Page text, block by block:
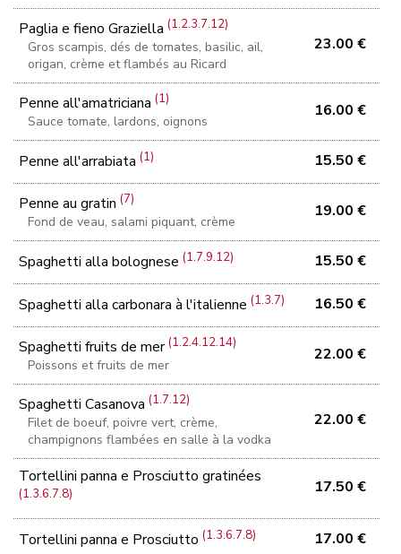
Paglia e fieno Graziella(1.2.3.7.12)
Gros scampis, dés de tomates, basilic, ail,
origan, crème et flambés au Ricard
23.00 €
Penne all'amatriciana(1)
Sauce tomate, lardons, oignons
16.00 €
Penne all'arrabiata(1) 15.50 €
Penne au gratin(7)
Fond de veau, salami piquant, crème
19.00 €
Spaghetti alla bolognese(1.7.9.12) 15.50 €
Spaghetti alla carbonara à l'italienne(1.3.7) 16.50 €
Spaghetti fruits de mer(1.2.4.12.14)
Poissons et fruits de mer
22.00 €
Spaghetti Casanova(1.7.12)
Filet de boeuf, poivre vert, crème,
champignons flambées en salle à la vodka
22.00 €
Tortellini panna e Prosciutto gratinées
(1.3.6.7.8) 17.50 €
Tortellini panna e Prosciutto(1.3.6.7.8) 17.00 €